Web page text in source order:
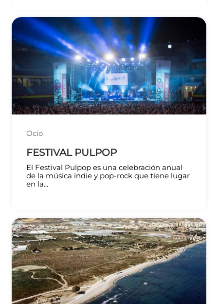
Ocio
FESTIVAL PULPOP
El Festival Pulpop es una celebración anual
de la música indie y pop-rock que tiene lugar
en la...